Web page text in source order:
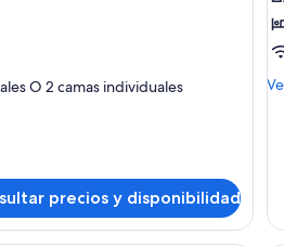
O 2 camas individuales
precios y disponibilidad
a
la